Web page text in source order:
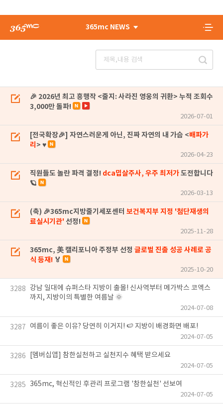
365mc NEWS
🎉 2026년 최고 흥행작 <줄지: 사라진 영웅의 귀환> 누적 조회수
3,000만 돌파!
2026-07-01
[전국확장🎉] 자연스러운게 아닌, 진짜 자연의 내 가슴 <배파가
리 > ♥
2026-04-23
직원들도 놀란 파격 결정! dca밉살주사, 우주 최저가도전합니다
🪐
2026-03-13
(축) 🎉365mc지방줄기세포센터 보건복지부 지정 '첨단재생의
료실시기관' 선정!
2025-11-28
365mc, 美 캘리포니아 주정부 선정 글로벌 진출 성공 사례로 공
식 등재! 🏅
2025-10-20
3288
강남 일대에 슈퍼스타 지방이 출몰! 신사역부터 메가박스 코엑스
까지, 지방이의 특별한 여름날 🌞
2024-07-08
3287 여름이 좋은 이유? 당연히 이거지! 🍉 지방이 배경화면 배포!
2024-07-05
3286 [멤버십앱] 참한실천하고 실천지수 혜택 받으세요
2024-07-05
3285 365mc, 혁신적인 후관리 프로그램 '참한실천' 선보여
2024-07-05